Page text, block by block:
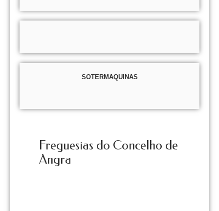
SOTERMAQUINAS
Freguesias do Concelho de
Angra